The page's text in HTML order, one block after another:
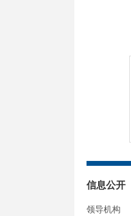
信息公开
领导机构